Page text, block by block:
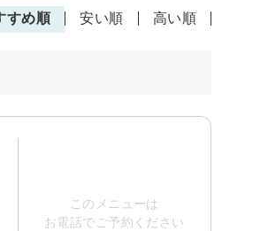
すめ順 安い順 高い順
このメニューは
お電話でご予約ください